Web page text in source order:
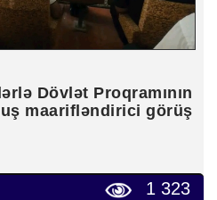
Dövlət Proqramının
maarifləndirici görüş
1 323